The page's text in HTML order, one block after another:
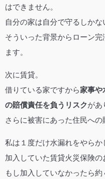
はできません。
自分の家は自分で守るしかな
そういった背景からローン
ます。
次に賃貸。
借りている家ですから家事や
の賠償責任を負うリスクがあ
さらに被害にあった住民への
私は１度だけ水漏れをやらか
加入していた賃貸火災保険の
もし加入していなかったら約